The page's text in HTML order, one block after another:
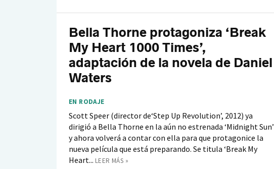
Bella Thorne protagoniza ‘Break
My Heart 1000 Times’,
adaptación de la novela de Daniel
Waters
EN RODAJE
Scott Speer (director de‘Step Up Revolution’, 2012) ya
dirigió a Bella Thorne en la aún no estrenada ‘Midnight Sun’
y ahora volverá a contar con ella para que protagonice la
nueva película que está preparando. Se titula ‘Break My
Heart... LEER MÁS »